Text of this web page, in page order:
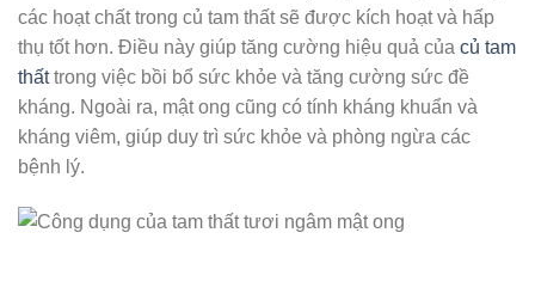
các hoạt chất trong củ tam thất sẽ được kích hoạt và hấp
thụ tốt hơn. Điều này giúp tăng cường hiệu quả của củ tam
thấttrong việc bồi bổ sức khỏe và tăng cường sức đề
kháng. Ngoài ra, mật ong cũng có tính kháng khuẩn và
kháng viêm, giúp duy trì sức khỏe và phòng ngừa các
bệnh lý.